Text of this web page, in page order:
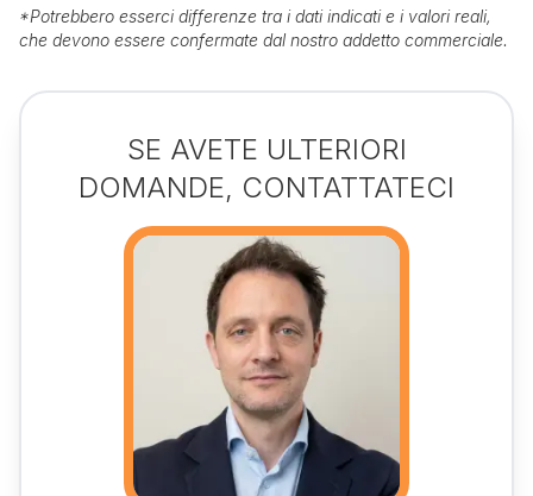
*Potrebbero esserci differenze tra i dati indicati e i valori reali,
che devono essere confermate dal nostro addetto commerciale.
SE AVETE ULTERIORI
DOMANDE, CONTATTATECI